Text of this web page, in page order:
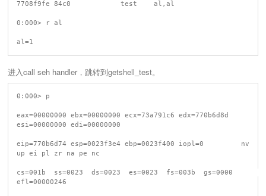
7708f9fe 84c0            test    al,al
0:000> r al
进入call seh handler，跳转到getshell_test。
0:000> p
eax=00000000 ebx=00000000 ecx=73a791c6 edx=770b6d8d
esi=00000000 edi=00000000
eip=770b6d74 esp=0023f3e4 ebp=0023f400 iopl=0         nv
up ei pl zr na pe nc
cs=001b  ss=0023  ds=0023  es=0023  fs=003b  gs=0000
efl=00000246